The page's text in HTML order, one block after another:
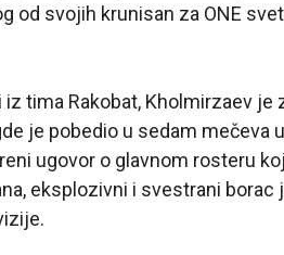
od svojih krunisan za ONE
tima Rakobat, Kholmirzaev je
je pobedio u sedam mečeva
ugovor o glavnom rosteru
eksplozivni i svestrani borac